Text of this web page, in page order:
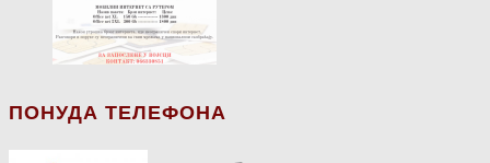
ПОНУДА ТЕЛЕФОНА